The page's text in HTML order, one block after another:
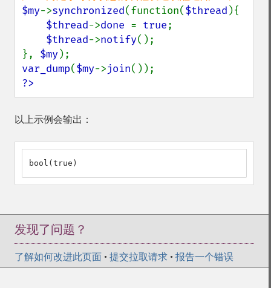
$my->synchronized(function($thread ){
$thread->done = true;
$thread->notify();
}, $my
var_dump($my->join
?>
以上示例会输出：
bool(true)
发现了问题？
了解如何改进此页面 • 提交拉取请求 • 报告一个错误